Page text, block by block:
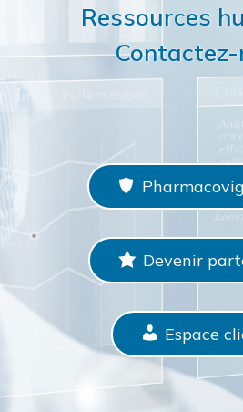
Ressources
Devenir
Espace